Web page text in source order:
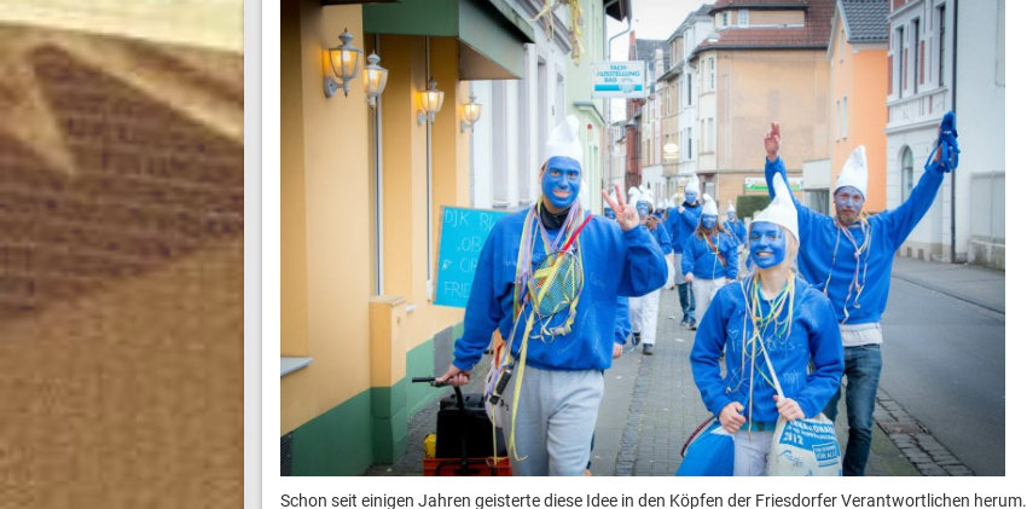
Schon seit einigen Jahren geisterte diese Idee in den Köpfen der Friesdorfer Verantwortlichen herum.